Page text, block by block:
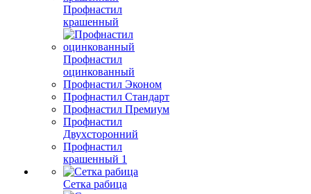
Профнастил
крашенный
Профнастил
оцинкованный
Профнастил Эконом
Профнастил Стандарт
Профнастил Премиум
Профнастил
Двухсторонний
Профнастил
крашенный 1
Сетка рабица